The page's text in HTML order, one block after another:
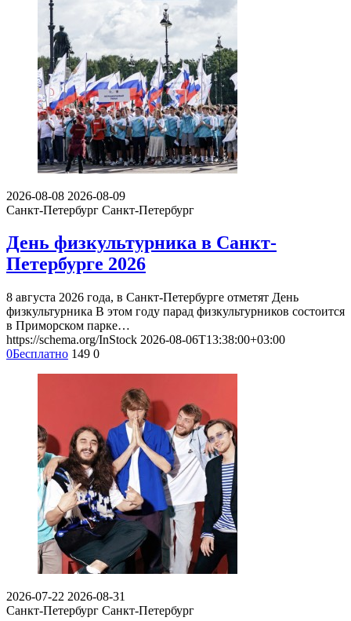
2026-08-08 2026-08-09
Санкт-Петербург Санкт-Петербург
День физкультурника в Санкт-
Петербурге 2026
8 августа 2026 года, в Санкт-Петербурге отметят День
физкультурника В этом году парад физкультурников состоится
в Приморском парке…
https://schema.org/InStock 2026-08-06T13:38:00+03:00
0Бесплатно 149 0
2026-07-22 2026-08-31
Санкт-Петербург Санкт-Петербург